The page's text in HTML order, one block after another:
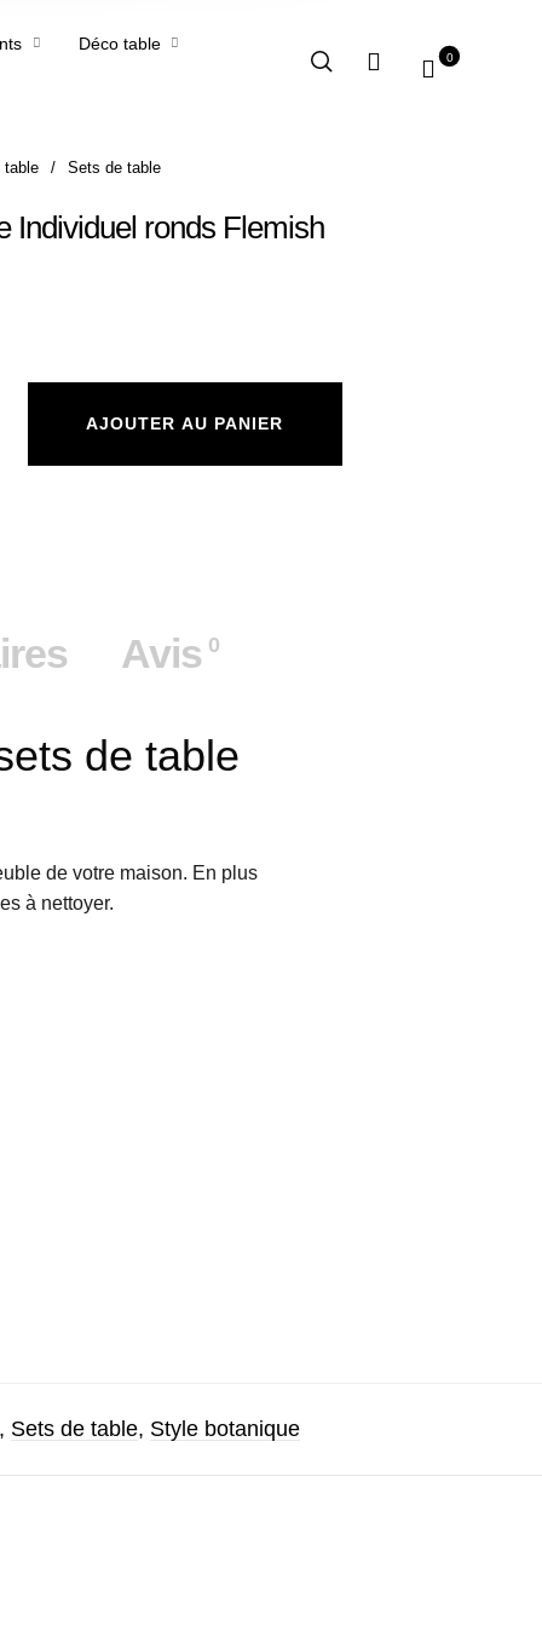
Déco table
0
table / Sets de table
Individuel ronds Flemish
Table Individuel ronds Flemish 4 unités
AJOUTER AU PANIER
Avis 0
de table
de votre maison. En plus
à nettoyer.
, Sets de table, Style botanique